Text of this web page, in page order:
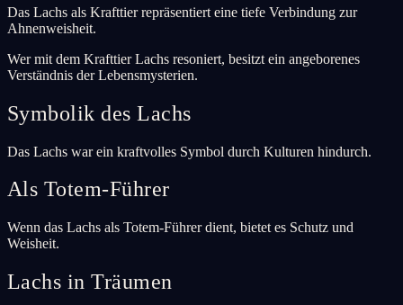
Das Lachs als Krafttier repräsentiert eine tiefe Verbindung zur
Ahnenweisheit.
Wer mit dem Krafttier Lachs resoniert, besitzt ein angeborenes
Verständnis der Lebensmysterien.
Symbolik des Lachs
Das Lachs war ein kraftvolles Symbol durch Kulturen hindurch.
Als Totem-Führer
Wenn das Lachs als Totem-Führer dient, bietet es Schutz und
Weisheit.
Lachs in Träumen